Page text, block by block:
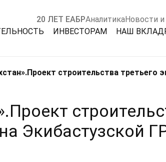
20 ЛЕТ ЕАБРАналитикаНовости
ИНВЕСТОРАМ НАШ ВКЛАД
строительства третьего
Экибастузской